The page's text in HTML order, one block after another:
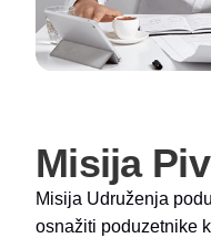
Misija
Misija Udruženja
osnažiti poduzetnike